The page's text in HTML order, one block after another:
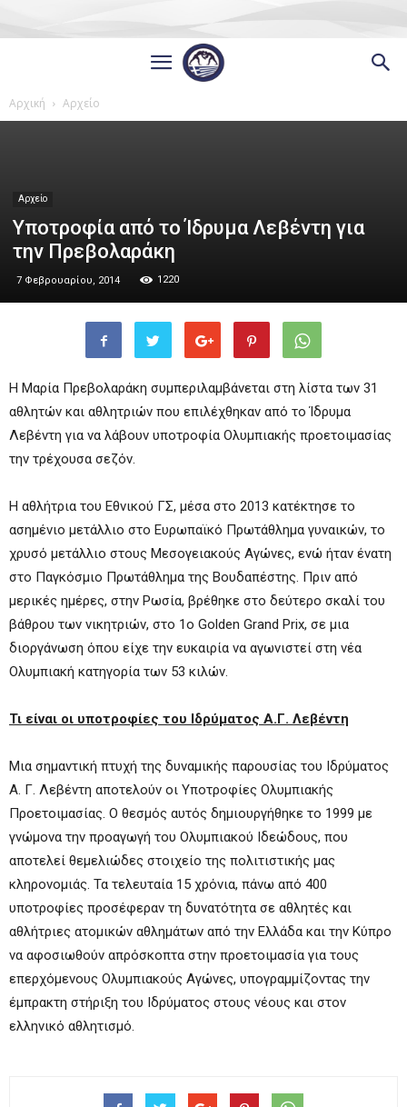
Αρχική Αρχείο
Αρχείο
Υποτροφία από το Ίδρυμα Λεβέντη για
την Πρεβολαράκη
7 Φεβρουαρίου, 2014 1220
Η Μαρία Πρεβολαράκη συμπεριλαμβάνεται στη λίστα των 31
αθλητών και αθλητριών που επιλέχθηκαν από το Ίδρυμα
Λεβέντη για να λάβουν υποτροφία Ολυμπιακής προετοιμασίας
την τρέχουσα σεζόν.
Η αθλήτρια του Εθνικού ΓΣ, μέσα στο 2013 κατέκτησε το
ασημένιο μετάλλιο στο Ευρωπαϊκό Πρωτάθλημα γυναικών, το
χρυσό μετάλλιο στους Μεσογειακούς Αγώνες, ενώ ήταν ένατη
στο Παγκόσμιο Πρωτάθλημα της Βουδαπέστης. Πριν από
μερικές ημέρες, στην Ρωσία, βρέθηκε στο δεύτερο σκαλί του
βάθρου των νικητριών, στο 1ο Golden Grand Prix, σε μια
διοργάνωση όπου είχε την ευκαιρία να αγωνιστεί στη νέα
Ολυμπιακή κατηγορία των 53 κιλών.
Τι είναι οι υποτροφίες του Ιδρύματος Α.Γ. Λεβέντη
Μια σημαντική πτυχή της δυναμικής παρουσίας του Ιδρύματος
Α. Γ. Λεβέντη αποτελούν οι Υποτροφίες Ολυμπιακής
Προετοιμασίας. Ο θεσμός αυτός δημιουργήθηκε το 1999 με
γνώμονα την προαγωγή του Ολυμπιακού Ιδεώδους, που
αποτελεί θεμελιώδες στοιχείο της πολιτιστικής μας
κληρονομιάς. Τα τελευταία 15 χρόνια, πάνω από 400
υποτροφίες προσέφεραν τη δυνατότητα σε αθλητές και
αθλήτριες ατομικών αθλημάτων από την Ελλάδα και την Κύπρο
να αφοσιωθούν απρόσκοπτα στην προετοιμασία για τους
επερχόμενους Ολυμπιακούς Αγώνες, υπογραμμίζοντας την
έμπρακτη στήριξη του Ιδρύματος στους νέους και στον
ελληνικό αθλητισμό.